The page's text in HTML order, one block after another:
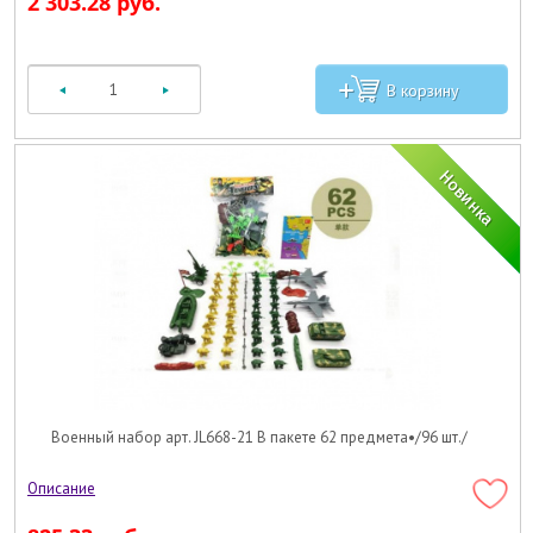
Военный набор арт. JL668-21 В пакете 62 предмета•/96 шт./